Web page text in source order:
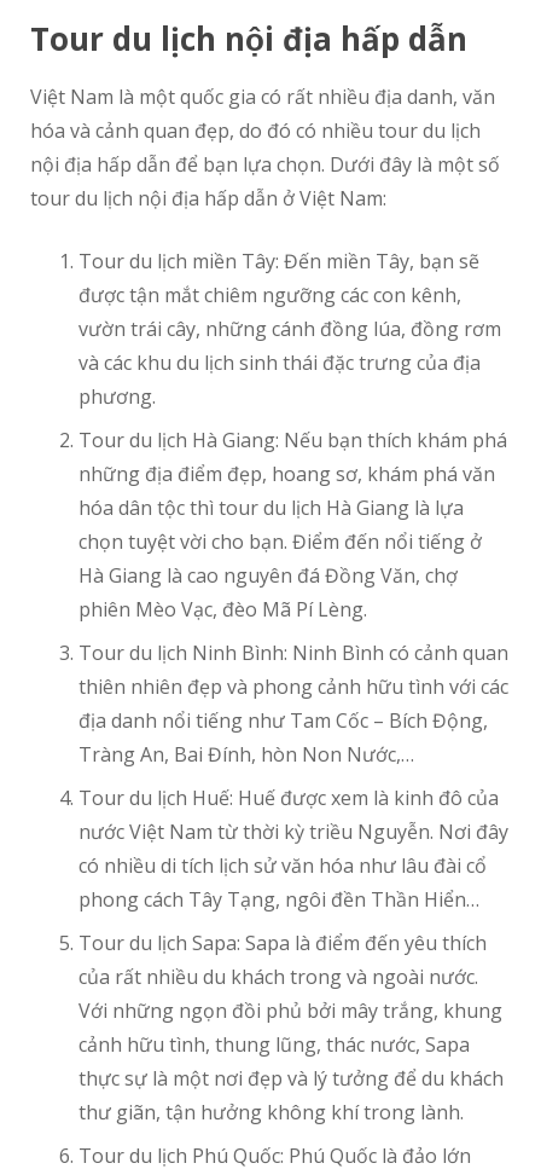
Tour du lịch nội địa hấp dẫn
Việt Nam là một quốc gia có rất nhiều địa danh, văn
hóa và cảnh quan đẹp, do đó có nhiều tour du lịch
nội địa hấp dẫn để bạn lựa chọn. Dưới đây là một số
tour du lịch nội địa hấp dẫn ở Việt Nam:
Tour du lịch miền Tây: Đến miền Tây, bạn sẽ
được tận mắt chiêm ngưỡng các con kênh,
vườn trái cây, những cánh đồng lúa, đồng rơm
và các khu du lịch sinh thái đặc trưng của địa
phương.
Tour du lịch Hà Giang: Nếu bạn thích khám phá
những địa điểm đẹp, hoang sơ, khám phá văn
hóa dân tộc thì tour du lịch Hà Giang là lựa
chọn tuyệt vời cho bạn. Điểm đến nổi tiếng ở
Hà Giang là cao nguyên đá Đồng Văn, chợ
phiên Mèo Vạc, đèo Mã Pí Lèng.
Tour du lịch Ninh Bình: Ninh Bình có cảnh quan
thiên nhiên đẹp và phong cảnh hữu tình với các
địa danh nổi tiếng như Tam Cốc – Bích Động,
Tràng An, Bai Đính, hòn Non Nước,…
Tour du lịch Huế: Huế được xem là kinh đô của
nước Việt Nam từ thời kỳ triều Nguyễn. Nơi đây
có nhiều di tích lịch sử văn hóa như lâu đài cổ
phong cách Tây Tạng, ngôi đền Thần Hiển…
Tour du lịch Sapa: Sapa là điểm đến yêu thích
của rất nhiều du khách trong và ngoài nước.
Với những ngọn đồi phủ bởi mây trắng, khung
cảnh hữu tình, thung lũng, thác nước, Sapa
thực sự là một nơi đẹp và lý tưởng để du khách
thư giãn, tận hưởng không khí trong lành.
Tour du lịch Phú Quốc: Phú Quốc là đảo lớn